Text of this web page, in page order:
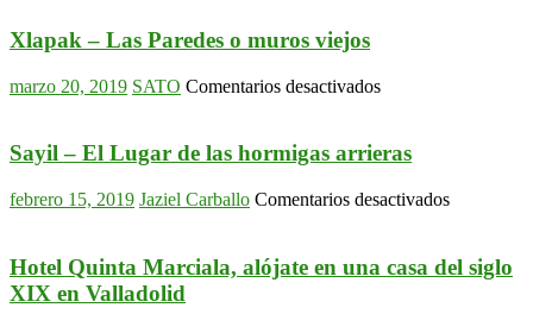
Xlapak – Las Paredes o muros viejos
marzo 20, 2019 SATO Comentarios desactivadosen
Las
o
Sayil – El Lugar de las hormigas arrieras
febrero 15, 2019 Jaziel Carballo Comentarios desactivadosen
El
Lugar
Hotel Quinta Marciala, alójate en una casa del siglo
XIX en Valladolid